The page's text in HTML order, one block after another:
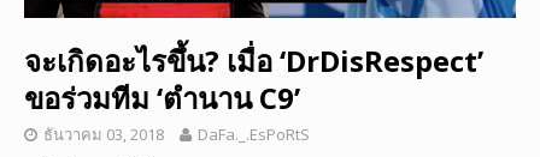
จะเกิดอะไรขึ้น? เมื่อ ‘DrDisRespect’
ขอร่วมทีม ‘ตำนาน C9’
ธันวาคม 03, 2018 DaFa._.EsPoRtS